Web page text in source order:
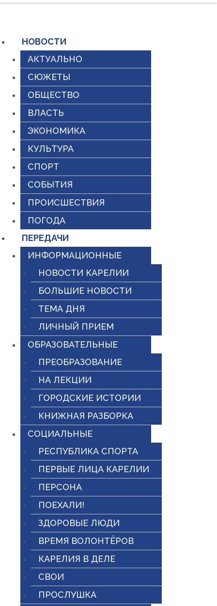
содержимому
НОВОСТИ
АКТУАЛЬНО
СЮЖЕТЫ
ОБЩЕСТВО
ВЛАСТЬ
ЭКОНОМИКА
КУЛЬТУРА
СПОРТ
СОБЫТИЯ
ПРОИСШЕСТВИЯ
ПОГОДА
ПЕРЕДАЧИ
ИНФОРМАЦИОННЫЕ
НОВОСТИ КАРЕЛИИ
БОЛЬШИЕ НОВОСТИ
ТЕМА ДНЯ
ЛИЧНЫЙ ПРИЕМ
ОБРАЗОВАТЕЛЬНЫЕ
ПРЕОБРАЗОВАНИЕ
НА ЛЕКЦИИ
ГОРОДСКИЕ ИСТОРИИ
КНИЖНАЯ РАЗБОРКА
СОЦИАЛЬНЫЕ
РЕСПУБЛИКА СПОРТА
ПЕРВЫЕ ЛИЦА КАРЕЛИИ
ПЕРСОНА
ПОЕХАЛИ!
ЗДОРОВЫЕ ЛЮДИ
ВРЕМЯ ВОЛОНТЁРОВ
КАРЕЛИЯ В ДЕЛЕ
СВОИ
ПРОСЛУШКА